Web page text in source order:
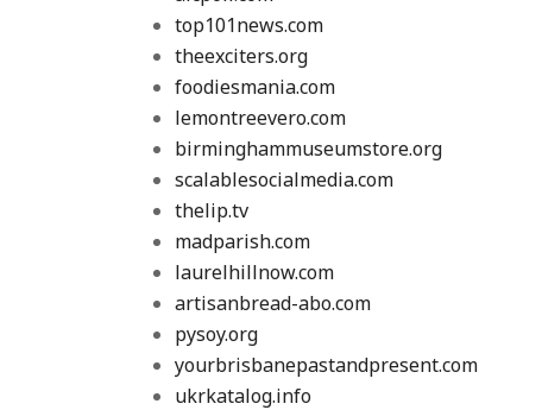
top101news.com
theexciters.org
foodiesmania.com
lemontreevero.com
birminghammuseumstore.org
scalablesocialmedia.com
thelip.tv
madparish.com
laurelhillnow.com
artisanbread-abo.com
pysoy.org
yourbrisbanepastandpresent.com
ukrkatalog.info